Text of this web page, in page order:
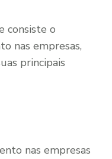
consiste o
nas empresas,
principais
nas empresas